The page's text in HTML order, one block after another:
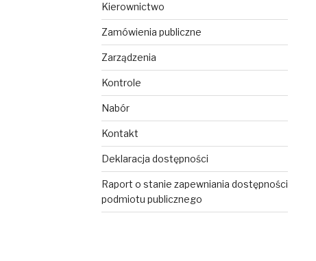
Kierownictwo
Zamówienia publiczne
Zarządzenia
Kontrole
Nabór
Kontakt
Deklaracja dostępności
Raport o stanie zapewniania dostępności
podmiotu publicznego